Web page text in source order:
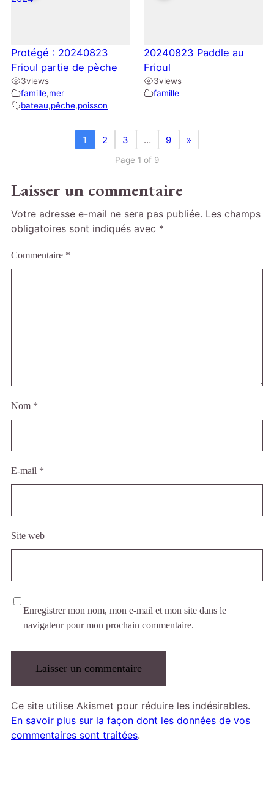
Protégé : 20240823
Frioul partie de pèche
3views
famille,mer
bateau,pêche,poisson
20240823 Paddle au
Frioul
3views
famille
1 2 3 … 9 »
Page 1 of 9
Laisser un commentaire
Votre adresse e-mail ne sera pas publiée. Les champs
obligatoires sont indiqués avec *
Commentaire *
Nom *
E-mail *
Site web
Enregistrer mon nom, mon e-mail et mon site dans le
navigateur pour mon prochain commentaire.
Ce site utilise Akismet pour réduire les indésirables.
En savoir plus sur la façon dont les données de vos
commentaires sont traitées.